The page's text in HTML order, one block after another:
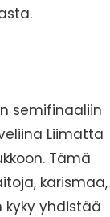
semifinaaliin
Liimatta
Tämä
karismaa,
yhdistää